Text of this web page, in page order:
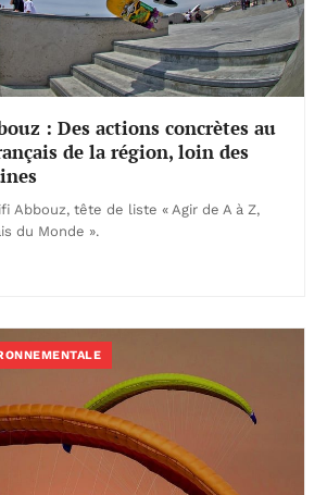
: Des actions concrètes au
de la région, loin des
Abbouz, tête de liste « Agir de A à Z,
du Monde ».